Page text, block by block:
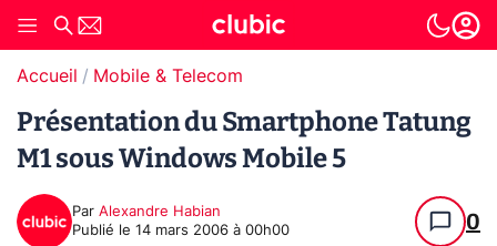
Accueil Mobile & Telecom
Présentation du Smartphone Tatung
M1 sous Windows Mobile 5
Par Alexandre Habian
Publié le 14 mars 2006 à 00h00 0